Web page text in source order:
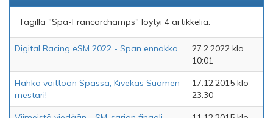
Tägillä "Spa-Francorchamps" löytyi 4 artikkelia.
Digital Racing eSM 2022 - Span ennakko
27.2.2022 klo
10:01
Hahka voittoon Spassa, Kivekäs Suomen
mestari!
17.12.2015 klo
23:30